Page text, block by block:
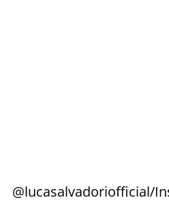
@lucasalvadoriofficial/